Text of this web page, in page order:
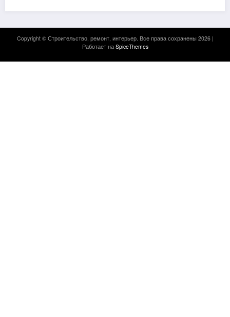
Copyright © Строительство, ремонт, интерьер. Все права сохранены 2026 |
Работает на SpiceThemes